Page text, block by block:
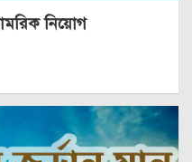
নিয়োগ